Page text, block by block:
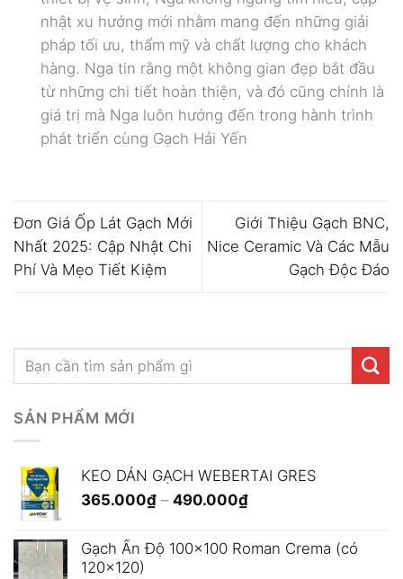
nhật xu hướng mới nhằm mang đến những giải
pháp tối ưu, thẩm mỹ và chất lượng cho khách
hàng. Nga tin rằng một không gian đẹp bắt đầu
từ những chi tiết hoàn thiện, và đó cũng chính là
giá trị mà Nga luôn hướng đến trong hành trình
phát triển cùng Gạch Hải Yến
Đơn Giá Ốp Lát Gạch Mới
Nhất 2025: Cập Nhật Chi
Phí Và Mẹo Tiết Kiệm
Giới Thiệu Gạch BNC,
Nice Ceramic Và Các Mẫu
Gạch Độc Đáo
SẢN PHẨM MỚI
KEO DÁN GẠCH WEBERTAI GRES
365.000₫ – 490.000₫Khoảng
365.000₫
Gạch Ấn Độ 100x100 Roman Crema (có
120x120)